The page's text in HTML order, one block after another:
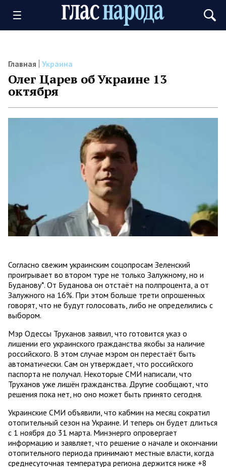
Главная Украина
Олег Царев об Украине 13
октября
Согласно свежим украинским соцопросам Зеленский
проигрывает во втором туре не только Залужному, но и
Буданову*. От Буданова он отстаёт на полпроцента, а от
Залужного на 16%. При этом больше трети опрошенных
говорят, что не будут голосовать, либо не определились с
выбором.
Мэр Одессы Труханов заявил, что готовится указ о
лишении его украинского гражданства якобы за наличие
российского. В этом случае мэром он перестаёт быть
автоматически. Сам он утверждает, что российского
паспорта не получал. Некоторые СМИ написали, что
Труханов уже лишён гражданства. Другие сообщают, что
решения пока нет, но оно может быть принято сегодня.
Украинские СМИ объявили, что кабмин на месяц сократил
отопительный сезон на Украине. И теперь он будет длиться
с 1 ноября до 31 марта. Минэнерго опровергает
информацию и заявляет, что решение о начале и окончании
отопительного периода принимают местные власти, когда
среднесуточная температура региона держится ниже +8